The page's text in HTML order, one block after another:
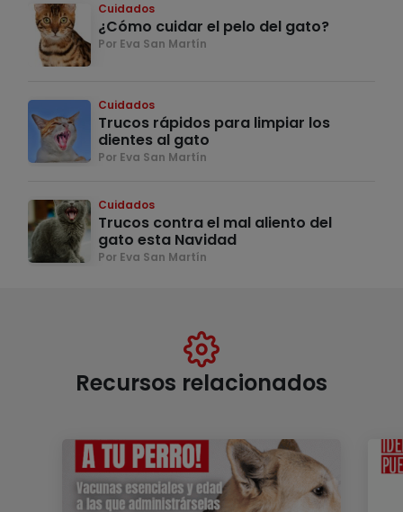
Cuidados
¿Cómo cuidar el pelo del gato?
Por Eva San Martín
Cuidados
Trucos rápidos para limpiar los
dientes al gato
Por Eva San Martín
Cuidados
Trucos contra el mal aliento del
gato esta Navidad
Por Eva San Martín
Recursos relacionados